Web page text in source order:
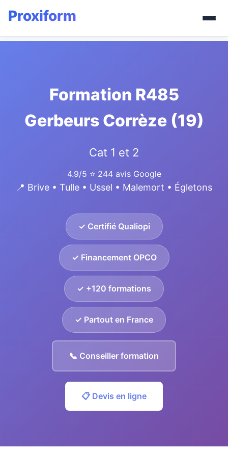
Formation R485
Gerbeurs Corrèze (19)
Cat 1 et 2
4.9/5 ⭐ 244 avis Google
📍 Brive • Tulle • Ussel • Malemort • Égletons
✓ Certifié Qualiopi
✓ Financement OPCO
✓ +120 formations
✓ Partout en France
📞 Conseiller formation
📋 Devis en ligne